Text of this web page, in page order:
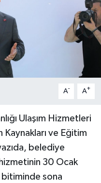
A- A+
Ulaşım Hizmetleri
Kaynakları ve Eğitim
belediye
30 Ocak
sona